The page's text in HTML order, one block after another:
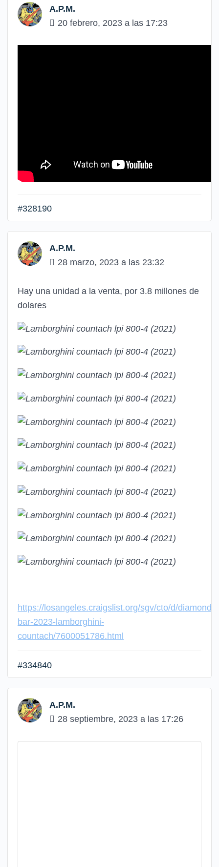
A.P.M.
20 febrero, 2023 a las 17:23
#328190
A.P.M.
28 marzo, 2023 a las 23:32
Hay una unidad a la venta, por 3.8 millones de
dolares
https://losangeles.craigslist.org/sgv/cto/d/diamond-
bar-2023-lamborghini-
countach/7600051786.html
#334840
A.P.M.
28 septiembre, 2023 a las 17:26